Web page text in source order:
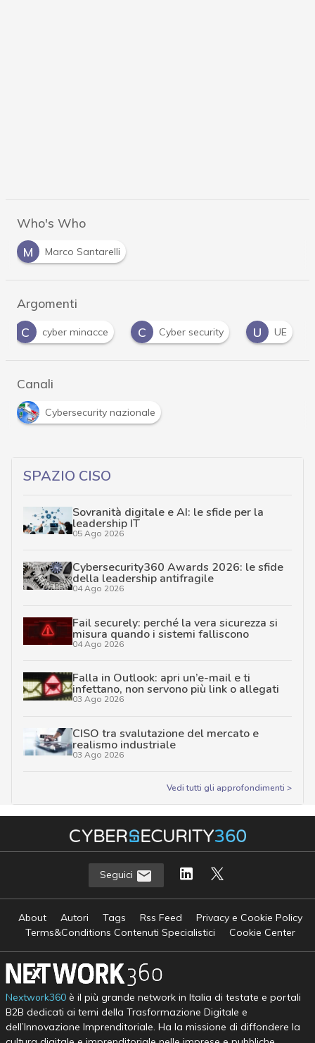
Who's Who
M
Marco Santarelli
Argomenti
C
cyber minacce C Cyber security U UE
Canali
Cybersecurity nazionale
SPAZIO CISO
Sovranità digitale e AI: le sfide per la
leadership IT
05 Ago 2026
Cybersecurity360 Awards 2026: le sfide
della leadership antifragile
04 Ago 2026
Fail securely: perché la vera sicurezza si
misura quando i sistemi falliscono
04 Ago 2026
Falla in Outlook: apri un’e-mail e ti
infettano, non servono più link o allegati
03 Ago 2026
CISO tra svalutazione del mercato e
realismo industriale
03 Ago 2026
Vedi tutti gli approfondimenti >
Seguici
About Autori Tags Rss Feed
Privacy e Cookie Policy
Terms&Conditions Contenuti Specialistici
Cookie Center
Nextwork360è il più grande network in Italia di testate e portali
B2B dedicati ai temi della Trasformazione Digitale e
dell’Innovazione Imprenditoriale. Ha la missione di diffondere la